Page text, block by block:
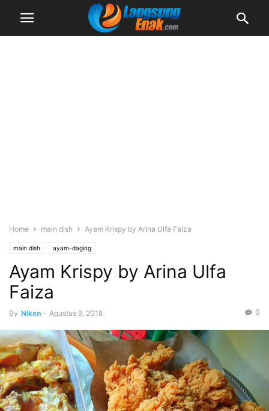
Home main dish Ayam Krispy by Arina Ulfa Faiza
main dish ayam-daging
Ayam Krispy by Arina Ulfa
Faiza
By Niken - Agustus 9, 2018 0